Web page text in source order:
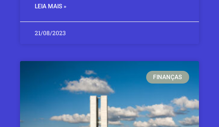
LEIA MAIS »
21/08/2023
FINANÇAS​